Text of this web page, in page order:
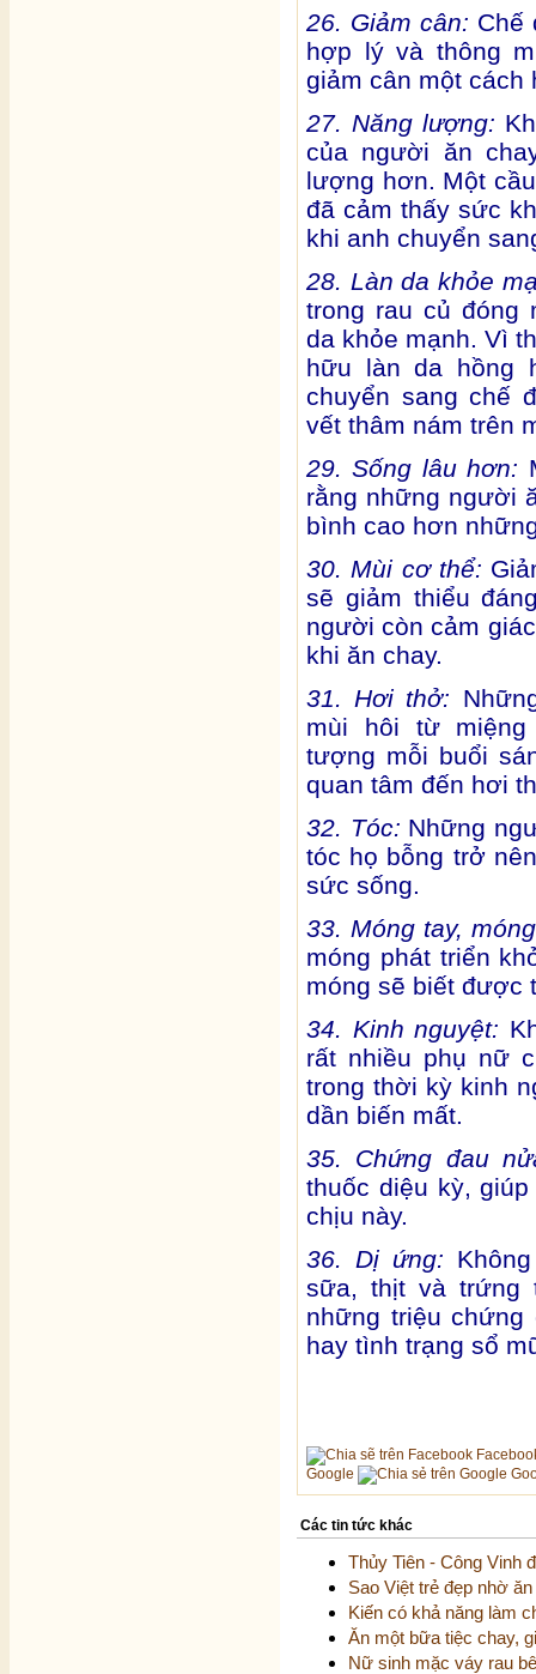
26. Giảm cân: Chế
hợp lý và thông
giảm cân một cách
27. Năng lượng:
của người ăn
lượng hơn. Một
đã cảm thấy sức
khi anh chuyển
28. Làn da khỏe
trong rau củ đóng
da khỏe mạnh. Vì
hữu làn da hồng
chuyển sang chế
vết thâm nám trên
29. Sống lâu hơn:
rằng những người
bình cao hơn
30. Mùi cơ thể:
sẽ giảm thiểu
người còn cảm
khi ăn chay.
31. Hơi thở:
mùi hôi từ
tượng mỗi buổi
quan tâm đến hơi
32. Tóc: Những
tóc họ bỗng trở
sức sống.
33. Móng tay,
móng phát triển
móng sẽ biết được
34. Kinh nguyệt:
rất nhiều phụ nữ
trong thời kỳ kinh
dần biến mất.
35. Chứng đau
thuốc diệu kỳ,
chịu này.
36. Dị ứng:
sữa, thịt và trứng
những triệu
hay tình trạng sổ
Google
Các tin tức khác
Thủy Tiên - Công Vinh
Sao Việt trẻ đẹp nhờ
Kiến có khả năng làm
Ăn một bữa tiệc chay,
Nữ sinh mặc váy rau